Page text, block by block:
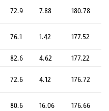
72.9 7.88 180.78
76.1 1.42 177.52
82.6 4.62 177.22
72.6 4.12 176.72
80.6 16.06 176.66